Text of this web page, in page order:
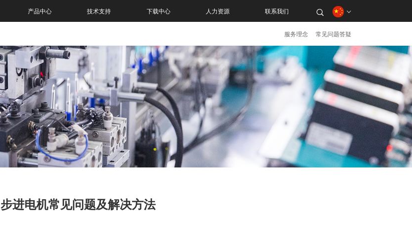
产品中心 技术支持 下载中心 人力资源 联系我们
服务理念 常见问题答疑
步进电机常见问题及解决方法